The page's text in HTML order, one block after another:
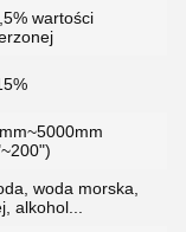
wartości
woda morska,
alkohol...